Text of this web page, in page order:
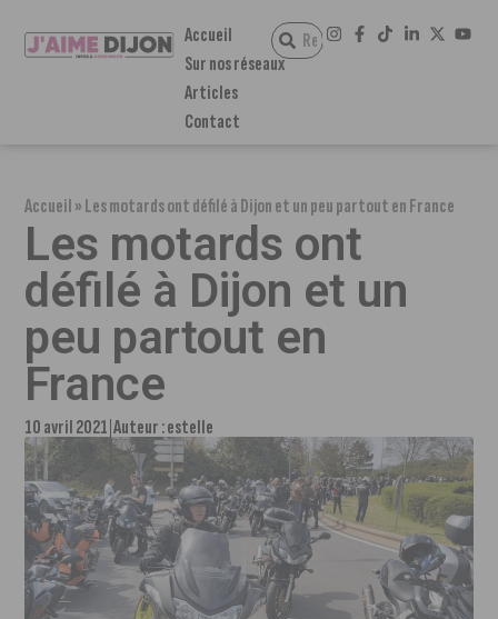
Accueil
Sur nos réseaux
Articles
Contact
Accueil»Les motards ont défilé à Dijon et un peu partout en France
Les motards ont
défilé à Dijon et un
peu partout en
France
10 avril 2021 Auteur :estelle